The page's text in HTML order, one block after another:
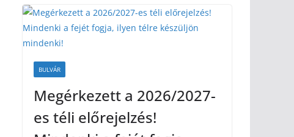
BULVÁR
Megérkezett a 2026/2027-
es téli előrejelzés!